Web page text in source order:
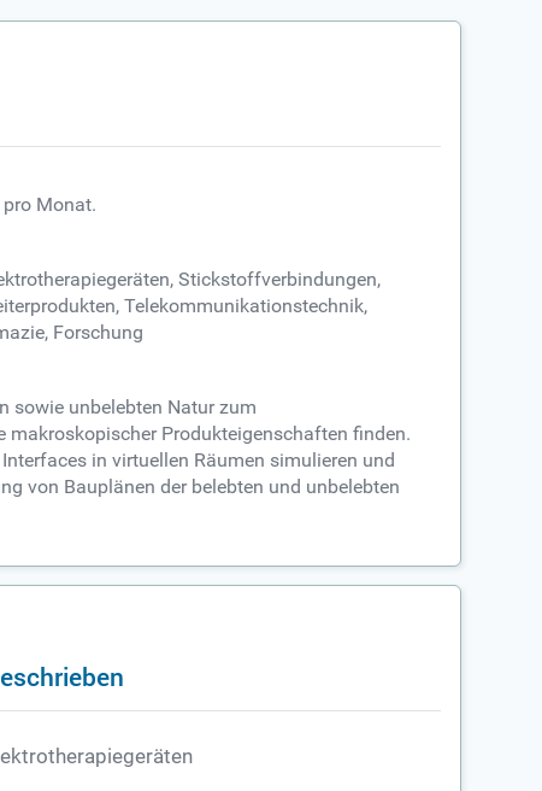
Monat.
Stickstoffverbindungen,
Telekommunikationstechnik,
Forschung
sowie unbelebten Natur zum
makroskopischer Produkteigenschaften finden.
in virtuellen Räumen simulieren und
von Bauplänen der belebten und unbelebten